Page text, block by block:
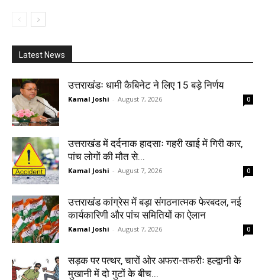
Latest News
उत्तराखंडः धामी कैबिनेट ने लिए 15 बड़े निर्णय
Kamal Joshi - August 7, 2026 0
उत्तराखंड में दर्दनाक हादसाः गहरी खाई में गिरी कार,
पांच लोगों की मौत से...
Kamal Joshi - August 7, 2026 0
उत्तराखंड कांग्रेस में बड़ा संगठनात्मक फेरबदल, नई
कार्यकारिणी और पांच समितियों का ऐलान
Kamal Joshi - August 7, 2026 0
सड़क पर पत्थर, चारों ओर अफरा-तफरीः हल्द्वानी के
मुखानी में दो गुटों के बीच...